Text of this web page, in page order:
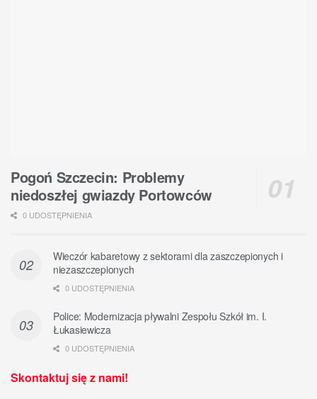
Pogoń Szczecin: Problemy
niedoszłej gwiazdy Portowców
0 UDOSTĘPNIENIA
Wieczór kabaretowy z sektorami dla zaszczepionych i
niezaszczepionych
0 UDOSTĘPNIENIA
Police: Modernizacja pływalni Zespołu Szkół im. I.
Łukasiewicza
0 UDOSTĘPNIENIA
Skontaktuj się z nami!